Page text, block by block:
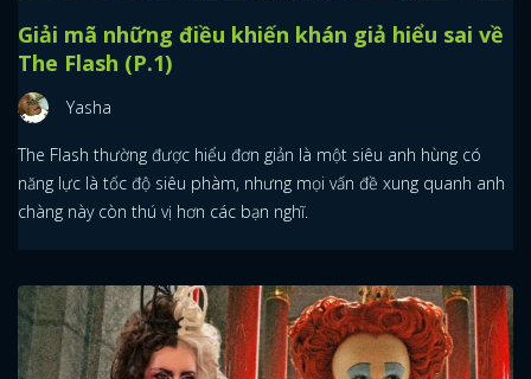
Giải mã những điều khiến khán giả hiểu sai về
The Flash (P.1)
Yasha
The Flash thường được hiểu đơn giản là một siêu anh hùng có
năng lực là tốc độ siêu phàm, nhưng mọi vấn đề xung quanh anh
chàng này còn thú vị hơn các bạn nghĩ.